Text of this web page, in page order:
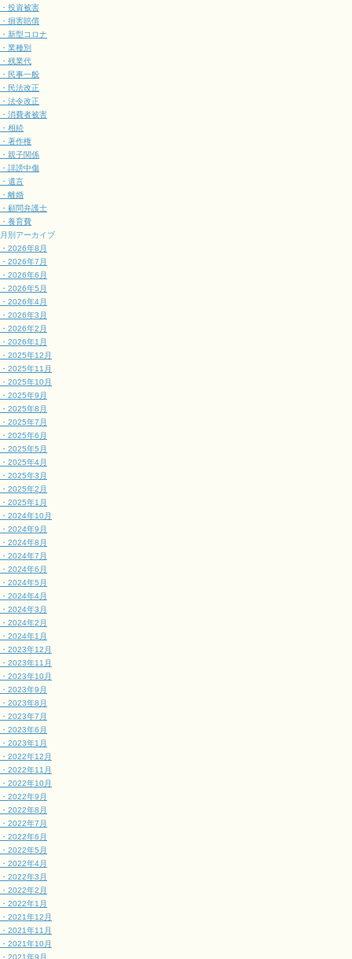
・投資被害
・損害賠償
・新型コロナ
・業種別
・残業代
・民事一般
・民法改正
・法令改正
・消費者被害
・相続
・著作権
・親子関係
・誹謗中傷
・遺言
・離婚
・顧問弁護士
・養育費
月別アーカイブ
・2026年8月
・2026年7月
・2026年6月
・2026年5月
・2026年4月
・2026年3月
・2026年2月
・2026年1月
・2025年12月
・2025年11月
・2025年10月
・2025年9月
・2025年8月
・2025年7月
・2025年6月
・2025年5月
・2025年4月
・2025年3月
・2025年2月
・2025年1月
・2024年10月
・2024年9月
・2024年8月
・2024年7月
・2024年6月
・2024年5月
・2024年4月
・2024年3月
・2024年2月
・2024年1月
・2023年12月
・2023年11月
・2023年10月
・2023年9月
・2023年8月
・2023年7月
・2023年6月
・2023年1月
・2022年12月
・2022年11月
・2022年10月
・2022年9月
・2022年8月
・2022年7月
・2022年6月
・2022年5月
・2022年4月
・2022年3月
・2022年2月
・2022年1月
・2021年12月
・2021年11月
・2021年10月
・2021年9月